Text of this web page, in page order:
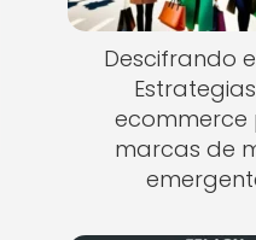
Descifrando
ecommerce
marcas de